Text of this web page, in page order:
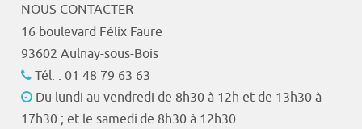
NOUS CONTACTER
16 boulevard Félix Faure
93602 Aulnay-sous-Bois
Tél. : 01 48 79 63 63
Du lundi au vendredi de 8h30 à 12h et de 13h30 à
17h30 ; et le samedi de 8h30 à 12h30.